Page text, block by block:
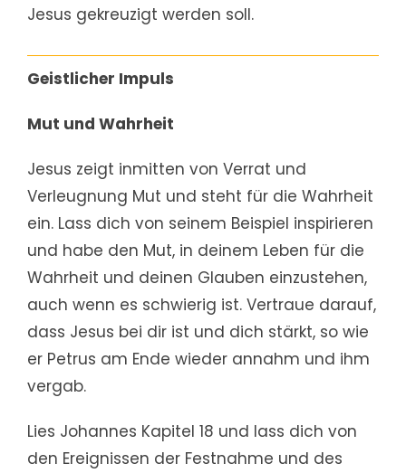
Jesus gekreuzigt werden soll.
Geistlicher Impuls
Mut und Wahrheit
Jesus zeigt inmitten von Verrat und
Verleugnung Mut und steht für die Wahrheit
ein. Lass dich von seinem Beispiel inspirieren
und habe den Mut, in deinem Leben für die
Wahrheit und deinen Glauben einzustehen,
auch wenn es schwierig ist. Vertraue darauf,
dass Jesus bei dir ist und dich stärkt, so wie
er Petrus am Ende wieder annahm und ihm
vergab.
Lies Johannes Kapitel 18 und lass dich von
den Ereignissen der Festnahme und des